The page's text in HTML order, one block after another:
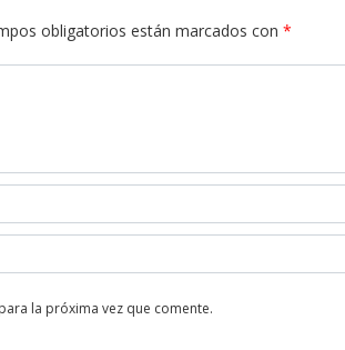
obligatorios están marcados con *
la próxima vez que comente.